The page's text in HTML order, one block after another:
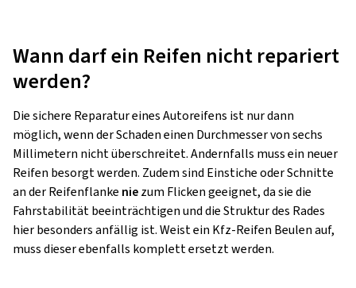
Wann darf ein Reifen nicht repariert
werden?
Die sichere Reparatur eines Autoreifens ist nur dann
möglich, wenn der Schaden einen Durchmesser von sechs
Millimetern nicht überschreitet. Andernfalls muss ein neuer
Reifen besorgt werden. Zudem sind Einstiche oder Schnitte
an der Reifenflanke niezum Flicken geeignet, da sie die
Fahrstabilität beeinträchtigen und die Struktur des Rades
hier besonders anfällig ist. Weist ein Kfz-Reifen Beulen auf,
muss dieser ebenfalls komplett ersetzt werden.